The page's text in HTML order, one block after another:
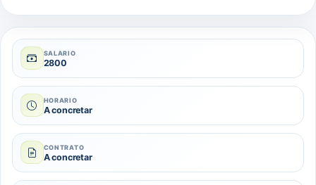
SALARIO
2800
HORARIO
A concretar
CONTRATO
A concretar